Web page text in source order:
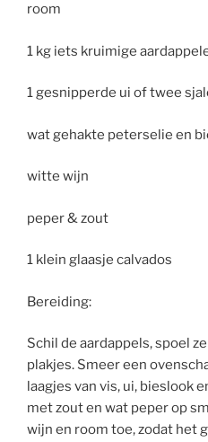
room
1 kg iets kruimige
1 gesnipperde ui of twee
wat gehakte peterselie en
witte wijn
peper & zout
1 klein glaasje calvados
Bereiding:
Schil de aardappels, spoel
plakjes. Smeer een
laagjes van vis, ui, bieslook
met zout en wat peper op
wijn en room toe, zodat het